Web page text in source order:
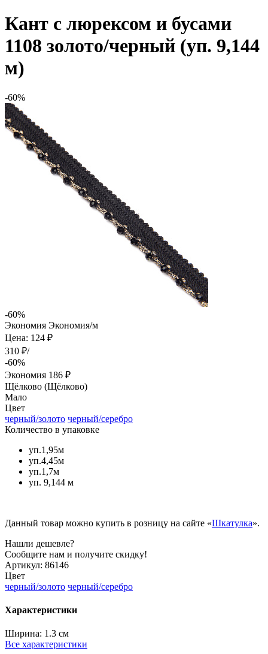
Кант с люрексом и бусами
1108 золото/черный (уп. 9,144
м)
-60%
-60%
Экономия Экономия/м
Цена: 124 ₽
310 ₽/
-60%
Экономия 186 ₽
Щёлково (Щёлково)
Мало
Цвет
черный/золото черный/серебро
Количество в упаковке
уп.1,95м
уп.4,45м
уп.1,7м
уп. 9,144 м
Данный товар можно купить в розницу на сайте «Шкатулка».
Нашли дешевле?
Сообщите нам и получите скидку!
Артикул: 86146
Цвет
черный/золото черный/серебро
Характеристики
Ширина: 1.3 см
Все характеристики